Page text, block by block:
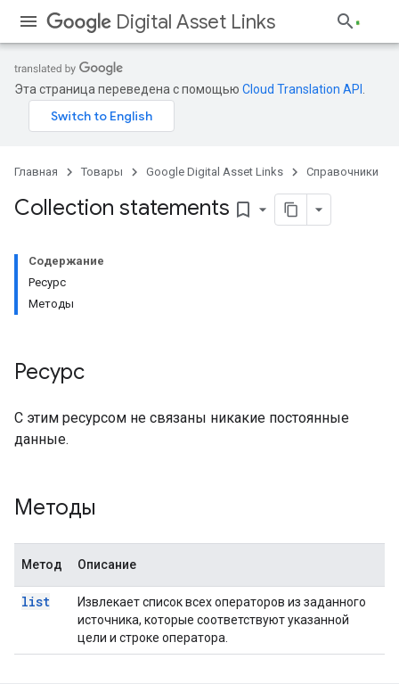
Digital Asset Links
Эта страница переведена с помощью Cloud Translation API
Главная Товары Google Digital Asset Links Справочники
Collection statements bookmark_border
Содержание
Ресурс
Методы
Ресурс
С этим ресурсом не связаны никакие постоянные
данные.
Методы
Метод Описание
list
Извлекает список всех операторов из заданного
источника, которые соответствуют указанной
цели и строке оператора.